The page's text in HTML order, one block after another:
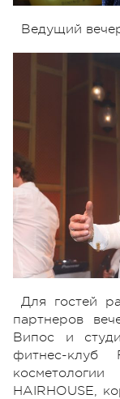
Ведущий
Для гостей
партнеров
Випос и
фитнес-клуб
HAIRHOUSE,